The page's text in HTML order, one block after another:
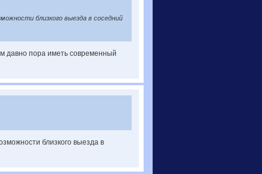
близкого выезда в соседний
давно пора иметь современный
близкого выезда в